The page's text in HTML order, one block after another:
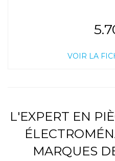
VOIR LA
L'EXPERT EN
MARQUES